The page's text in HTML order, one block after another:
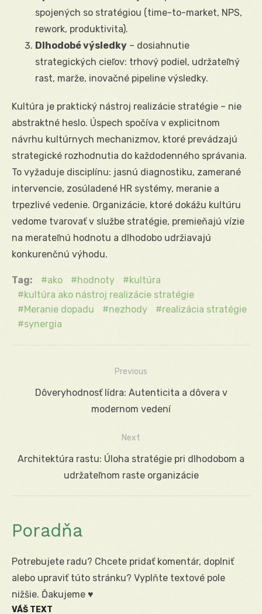
spojených so stratégiou (time-to-market, NPS,
rework, produktivita).
Dlhodobé výsledky – dosiahnutie
strategických cieľov: trhový podiel, udržateľný
rast, marže, inovačné pipeline výsledky.
Kultúra je praktický nástroj realizácie stratégie – nie
abstraktné heslo. Úspech spočíva v explicitnom
návrhu kultúrnych mechanizmov, ktoré prevádzajú
strategické rozhodnutia do každodenného správania.
To vyžaduje disciplínu: jasnú diagnostiku, zamerané
intervencie, zosúladené HR systémy, meranie a
trpezlivé vedenie. Organizácie, ktoré dokážu kultúru
vedome tvarovať v službe stratégie, premieňajú vízie
na merateľnú hodnotu a dlhodobo udržiavajú
konkurenčnú výhodu.
Tag: ako hodnoty
kultúra
kultúra ako nástroj realizácie stratégie
Meranie dopadu
nezhody
realizácia stratégie
synergia
Navigácia
Previous
Previous
Dôveryhodnosť lídra: Autenticita a dôvera v
modernom vedení
Next
Next
Architektúra rastu: Úloha stratégie pri dlhodobom a
udržateľnom raste organizácie
Poradňa
Potrebujete radu? Chcete pridať komentár, doplniť
alebo upraviť túto stránku? Vyplňte textové pole
nižšie. Ďakujeme ♥
VÁŠ TEXT